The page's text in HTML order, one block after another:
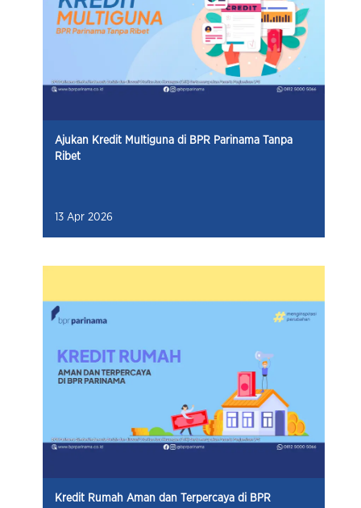
Ajukan Kredit Multiguna di BPR Parinama Tanpa
Ribet
13 Apr 2026
Kredit Rumah Aman dan Terpercaya di BPR